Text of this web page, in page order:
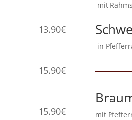
13.90€
15.90€
15.90€
mit
in
mit